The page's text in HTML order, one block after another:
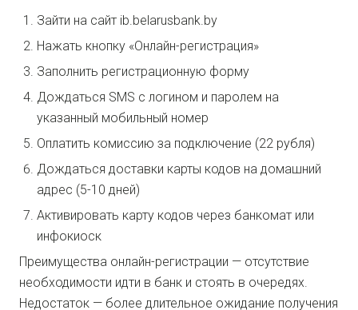
Зайти на сайт ib.belarusbank.by
Нажать кнопку «Онлайн-регистрация»
Заполнить регистрационную форму
Дождаться SMS с логином и паролем на
указанный мобильный номер
Оплатить комиссию за подключение (22 рубля)
Дождаться доставки карты кодов на домашний
адрес (5-10 дней)
Активировать карту кодов через банкомат или
инфокиоск
Преимущества онлайн-регистрации — отсутствие
необходимости идти в банк и стоять в очередях.
Недостаток — более длительное ожидание получения